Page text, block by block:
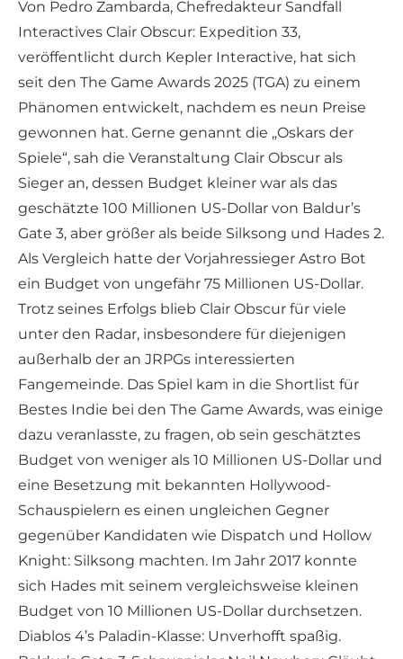
Von Pedro Zambarda, Chefredakteur Sandfall
Interactives Clair Obscur: Expedition 33,
veröffentlicht durch Kepler Interactive, hat sich
seit den The Game Awards 2025 (TGA) zu einem
Phänomen entwickelt, nachdem es neun Preise
gewonnen hat. Gerne genannt die „Oskars der
Spiele“, sah die Veranstaltung Clair Obscur als
Sieger an, dessen Budget kleiner war als das
geschätzte 100 Millionen US-Dollar von Baldur’s
Gate 3, aber größer als beide Silksong und Hades 2.
Als Vergleich hatte der Vorjahressieger Astro Bot
ein Budget von ungefähr 75 Millionen US-Dollar.
Trotz seines Erfolgs blieb Clair Obscur für viele
unter den Radar, insbesondere für diejenigen
außerhalb der an JRPGs interessierten
Fangemeinde. Das Spiel kam in die Shortlist für
Bestes Indie bei den The Game Awards, was einige
dazu veranlasste, zu fragen, ob sein geschätztes
Budget von weniger als 10 Millionen US-Dollar und
eine Besetzung mit bekannten Hollywood-
Schauspielern es einen ungleichen Gegner
gegenüber Kandidaten wie Dispatch und Hollow
Knight: Silksong machten. Im Jahr 2017 konnte
sich Hades mit seinem vergleichsweise kleinen
Budget von 10 Millionen US-Dollar durchsetzen.
Diablos 4’s Paladin-Klasse: Unverhofft spaßig.